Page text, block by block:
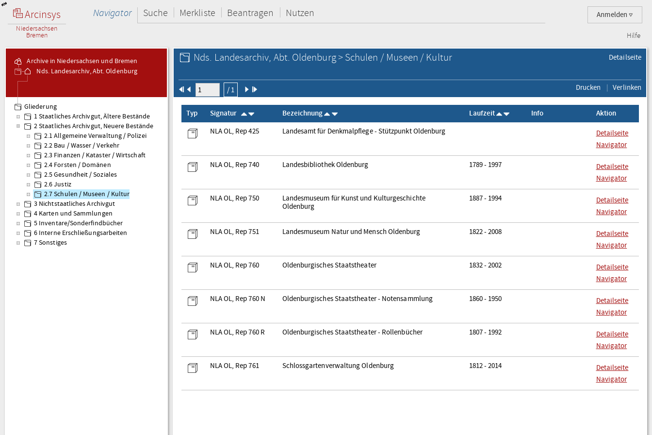
Arcinsys
Niedersachsen
Bremen
Anmelden
Navigator Suche Merkliste Beantragen Nutzen
Hilfe
Archive in Niedersachsen und Bremen
Nds. Landesarchiv, Abt. Oldenburg
Gliederung
1 Staatliches Archivgut, Ältere Bestände
2 Staatliches Archivgut, Neuere Bestände
2.1 Allgemeine Verwaltung / Polizei
2.2 Bau / Wasser / Verkehr
2.3 Finanzen / Kataster / Wirtschaft
2.4 Forsten / Domänen
2.5 Gesundheit / Soziales
2.6 Justiz
2.7 Schulen / Museen / Kultur
3 Nichtstaatliches Archivgut
4 Karten und Sammlungen
5 Inventare/Sonderfindbücher
6 Interne Erschließungsarbeiten
7 Sonstiges
Detailseite
Nds. Landesarchiv, Abt. Oldenburg > Schulen / Museen / Kultur
/ 1 Drucken Verlinken
Typ Signatur Bezeichnung Laufzeit Info Aktion
NLA OL, Rep 425 Landesamt für Denkmalpflege - Stützpunkt Oldenburg
Detailseite
Navigator
NLA OL, Rep 740 Landesbibliothek Oldenburg 1789 - 1997
Detailseite
Navigator
NLA OL, Rep 750
Landesmuseum für Kunst und Kulturgeschichte
Oldenburg
1887 - 1994
Detailseite
Navigator
NLA OL, Rep 751 Landesmuseum Natur und Mensch Oldenburg 1822 - 2008
Detailseite
Navigator
NLA OL, Rep 760 Oldenburgisches Staatstheater 1832 - 2002
Detailseite
Navigator
NLA OL, Rep 760 N Oldenburgisches Staatstheater - Notensammlung 1860 - 1950
Detailseite
Navigator
NLA OL, Rep 760 R Oldenburgisches Staatstheater - Rollenbücher 1807 - 1992
Detailseite
Navigator
NLA OL, Rep 761 Schlossgartenverwaltung Oldenburg 1812 - 2014
Detailseite
Navigator